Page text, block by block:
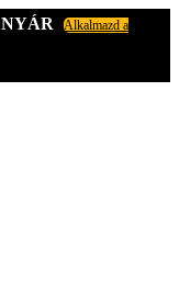
NYÁR
Alkalmazd a